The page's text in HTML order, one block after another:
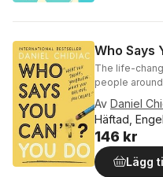
Who Says
The life-
people
Av Daniel
Häftad,
146 kr
Lägg